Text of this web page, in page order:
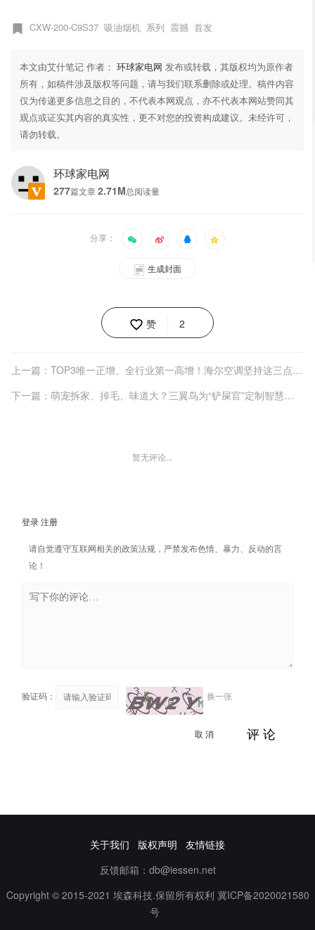
CXW-200-C9S37 吸油烟机 系列 震撼 首发
本文由艾什笔记 作者：环球家电网 发布或转载，其版权均为原作者
所有，如稿件涉及版权等问题，请与我们联系删除或处理。稿件内容
仅为传递更多信息之目的，不代表本网观点，亦不代表本网站赞同其
观点或证实其内容的真实性，更不对您的投资构成建议。未经许可，
请勿转载。
环球家电网
277篇文章 2.71M总阅读量
分享：
生成封面
赞 2
上一篇：TOP3唯一正增、全行业第一高增！海尔空调坚持这三点见成效
下一篇：萌宠拆家、掉毛、味道大？三翼鸟为“铲屎官”定制智慧养宠新场景
暂无评论...
登录 注册
请自觉遵守互联网相关的政策法规，严禁发布色情、暴力、反动的言
论！
验证码： 换一张
评 论
取 消
关于我们 版权声明
友情链接
反馈邮箱：db@iessen.net
Copyright © 2015-2021 埃森科技.保留所有权利 冀ICP备2020021580
号